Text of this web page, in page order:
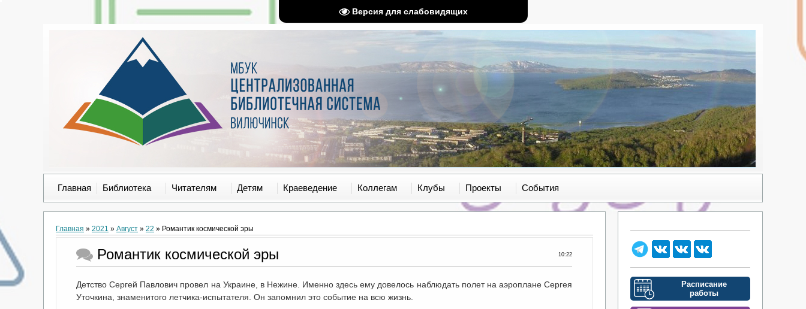
Версия для слабовидящих
Главная Библиотека Читателям Детям Краеведение Коллегам Клубы Проекты События
Главная » 2021 » Август » 22 » Романтик космической эры
10:22
Романтик космической эры
Детство Сергей Павлович провел на Украине, в Нежине. Именно здесь ему довелось наблюдать полет на аэроплане Сергея
Уточкина, знаменитого летчика-испытателя. Он запомнил это событие на всю жизнь.
Расписание
работы